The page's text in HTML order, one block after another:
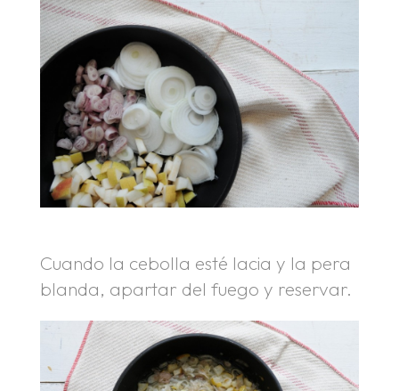
Cuando la cebolla esté lacia y la pera
blanda, apartar del fuego y reservar.